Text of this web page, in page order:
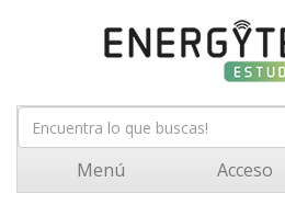
Menú Acceso